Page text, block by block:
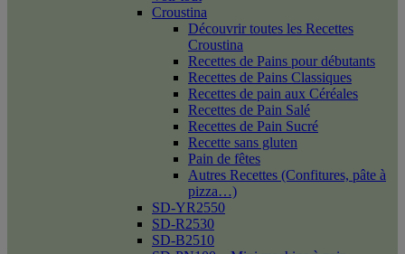
Croustina
Découvrir toutes les Recettes
Croustina
Recettes de Pains pour débutants
Recettes de Pains Classiques
Recettes de pain aux Céréales
Recettes de Pain Salé
Recettes de Pain Sucré
Recette sans gluten
Pain de fêtes
Autres Recettes (Confitures, pâte à
pizza…)
SD-YR2550
SD-R2530
SD-B2510